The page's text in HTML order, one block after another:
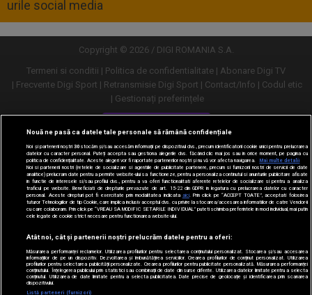
urile social media
Copyright © 2026 / DIGI ROMANIA S.A.
Termeni si conditii
Politica de confidentialitate
Abonare Digi TV
Frecvente Digi Sport
Retransmisie Digi Sport Contact/Info
Codul etic
Gestionați preferințele
Versiune desktop
Nouă ne pasă ca datele tale personale să rămână confidențiale
Noi și partenerii noștri30stocăm și/sau accesăm informații pe dispozitivul dvs., precum identificatorii cookie unici pentru prelucrarea
datelor cu caracter personal. Puteți accepta sau gestiona alegerile dvs. făcând clic mai jos sau în orice moment, pe pagina cu
politica de confidențialitate. Aceste alegeri vor fi raportate partenerilor noștri și nu vă vor afecta navigarea.
Mai multe detalii
Noi si partenerii nostri (retelele de socializare si agentiile de publicitate partenere, precum si furnizorii nostri de servicii de date
analitice) prelucram date pentru a permite website-ului sa functioneze, pentru a personaliza continutul si anunturile publicitare afisate
in functie de interesele si/sau profilul dvs., pentru a va oferi functionalitati aferente retelelor de socializare si pentru a analiza
traficul pe website. Beneficiati de drepturile prevazute de art. 15-22 din GDPR in legatura cu prelucrarea datelor cu caracter
personal. Aceste drepturi pot fi exercitate prin modalitatea indicata aici. Prin click pe “ACCEPT TOATE”, acceptati folosirea
tuturor Tehnologiilor de tip Cookie, care implica inclusiv acceptul dvs. cu privire la stocarea/accesarea informatiilor de catre Vendor-ii
cu care colaboram. Prin click pe “VREAU SA MODIFIC SETARILE INDIVIDUAL” puteti schimba preferintele in mod individual, mai putin
cele legate de cookie strict necesare pentru functionarea website-ului.
Atât noi, cât și partenerii noștri prelucrăm datele pentru a oferi:
Măsurarea performanței reclamelor. Utilizarea profilurilor pentru selectarea conținutului personalizat. Stocarea și/sau accesarea
informațiilor de pe un dispozitiv. Dezvoltarea și îmbunătățirea serviciilor. Crearea profilurilor de conținut personalizat. Utilizarea
profilurilor pentru selectarea publicității personalizate. Crearea profilurilor pentru publicitate personalizată. Măsurarea performanței
conținutului. Înțelegerea publicului prin statistici sau combinații de date din surse diferite. Utilizarea datelor limitate pentru a selecta
conținutul. Utilizarea de date limitate pentru a selecta publicitatea. Date precise de geolocație și identificarea prin scanarea
dispozitivului.
Listă parteneri (furnizori)